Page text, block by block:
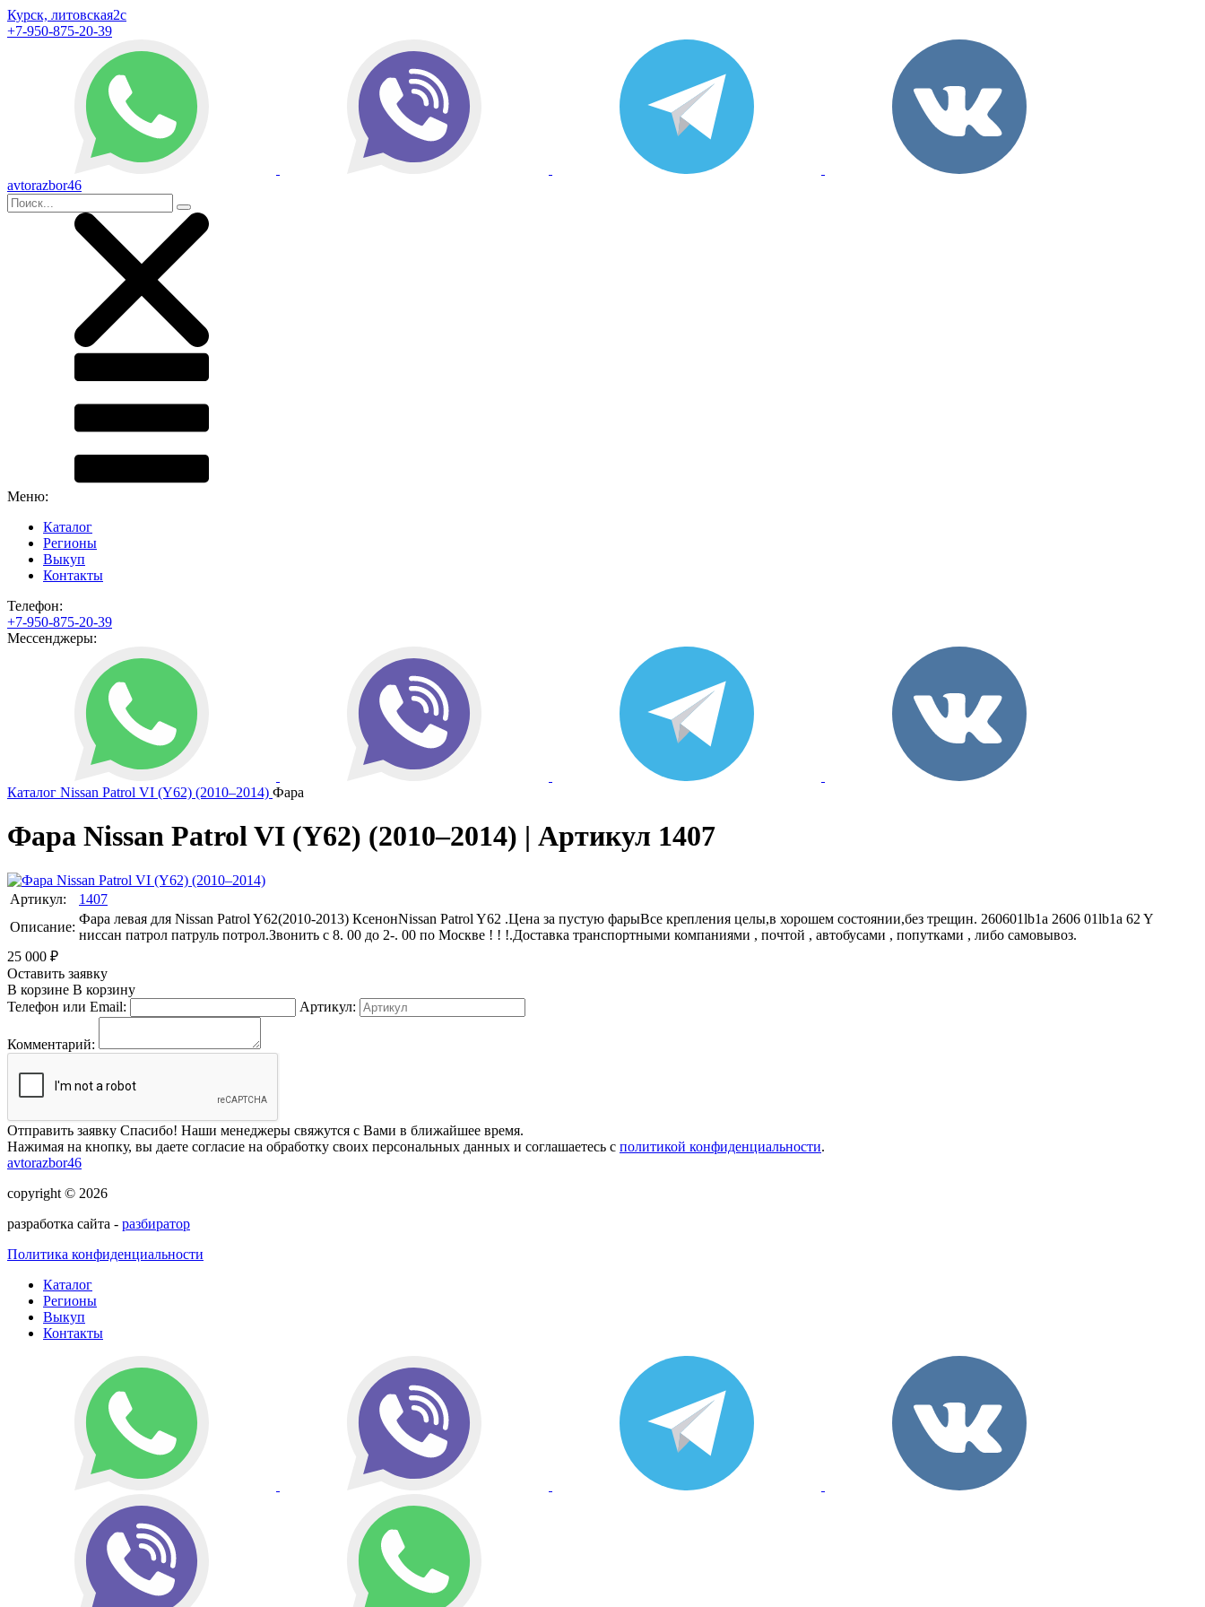
Курск, литовская2с
+7-950-875-20-39
avtorazbor46
Меню:
Каталог
Регионы
Выкуп
Контакты
Телефон:
+7-950-875-20-39
Мессенджеры:
Каталог Nissan Patrol VI (Y62) (2010–2014) Фара
Фара Nissan Patrol VI (Y62) (2010–2014) | Артикул 1407
Артикул:
1407
Описание:
Фара левая для Nissan Patrol Y62(2010-2013) КсенонNissan Patrol Y62 .Цена за пустую фарыВсе крепления целы,в хорошем состоянии,без трещин. 260601lb1a 2606 01lb1a 62 Y
ниссан патрол патруль потрол.Звонить с 8. 00 до 2-. 00 по Москве ! ! !.Доставка транспортными компаниями , почтой , автобусами , попутками , либо самовывоз.
25 000 ₽
Оставить заявку
В корзине В корзину
Телефон или Email:
Артикул:
Комментарий:
Отправить заявку Спасибо! Наши менеджеры свяжутся с Вами в ближайшее время.
Нажимая на кнопку, вы даете согласие на обработку своих персональных данных и соглашаетесь с политикой конфиденциальности.
avtorazbor46
copyright © 2026
разработка сайта - разбиратор
Политика конфиденциальности
Каталог
Регионы
Выкуп
Контакты